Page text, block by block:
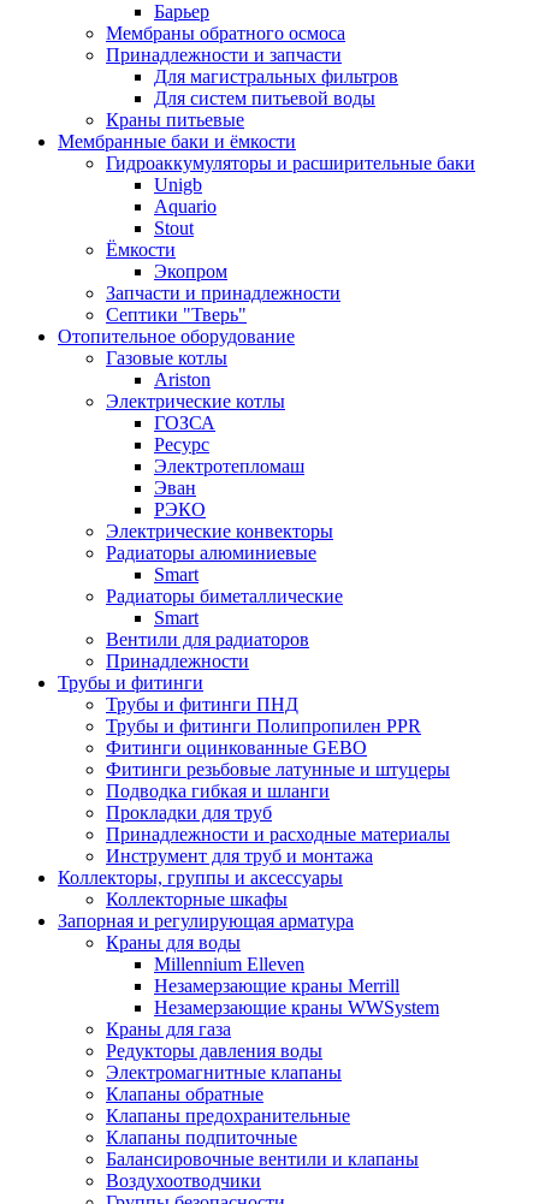
Барьер
Мембраны обратного осмоса
Принадлежности и запчасти
Для магистральных фильтров
Для систем питьевой воды
Краны питьевые
Мембранные баки и ёмкости
Гидроаккумуляторы и расширительные баки
Unigb
Aquario
Stout
Ёмкости
Экопром
Запчасти и принадлежности
Септики "Тверь"
Отопительное оборудование
Газовые котлы
Ariston
Электрические котлы
ГОЗСА
Ресурс
Электротепломаш
Эван
РЭКО
Электрические конвекторы
Радиаторы алюминиевые
Smart
Радиаторы биметаллические
Smart
Вентили для радиаторов
Принадлежности
Трубы и фитинги
Трубы и фитинги ПНД
Трубы и фитинги Полипропилен PPR
Фитинги оцинкованные GEBO
Фитинги резьбовые латунные и штуцеры
Подводка гибкая и шланги
Прокладки для труб
Принадлежности и расходные материалы
Инструмент для труб и монтажа
Коллекторы, группы и аксессуары
Коллекторные шкафы
Запорная и регулирующая арматура
Краны для воды
Millennium Elleven
Незамерзающие краны Merrill
Незамерзающие краны WWSystem
Краны для газа
Редукторы давления воды
Электромагнитные клапаны
Клапаны обратные
Клапаны предохранительные
Клапаны подпиточные
Балансировочные вентили и клапаны
Воздухоотводчики